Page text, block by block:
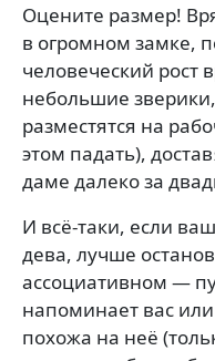
Оцените размер!
в огромном замке,
человеческий рост
небольшие
разместятся на
этом падать),
даме далеко за
И всё-таки, если
дева, лучше
ассоциативном —
напоминает вас
похожа на неё